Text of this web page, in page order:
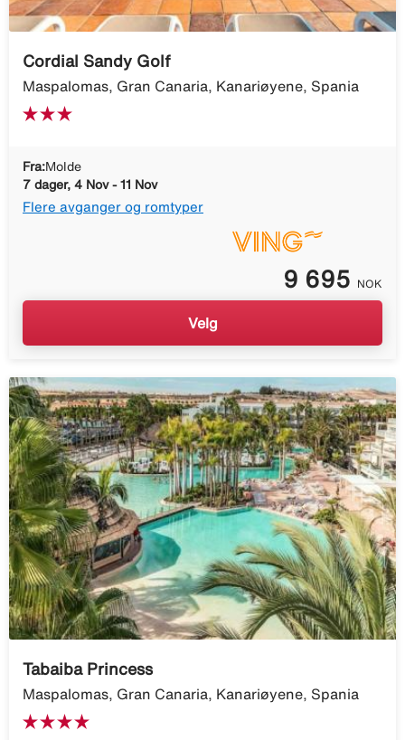
Cordial Sandy Golf
Maspalomas, Gran Canaria, Kanariøyene, Spania
Fra:Molde
7 dager, 4 Nov - 11 Nov
Flere avganger og romtyper
9 695 NOK
Velg
Tabaiba Princess
Maspalomas, Gran Canaria, Kanariøyene, Spania